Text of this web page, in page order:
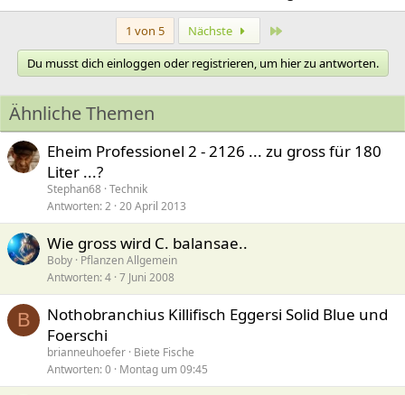
1 von 5 Nächste
Du musst dich einloggen oder registrieren, um hier zu antworten.
Ähnliche Themen
Eheim Professionel 2 - 2126 ... zu gross für 180
Liter ...?
Stephan68 Technik
Antworten 2 20 April 2013
Wie gross wird C. balansae..
Boby Pflanzen Allgemein
Antworten 4 7 Juni 2008
B
Nothobranchius Killifisch Eggersi Solid Blue und
Foerschi
brianneuhoefer Biete Fische
Antworten 0 Montag um 09:45